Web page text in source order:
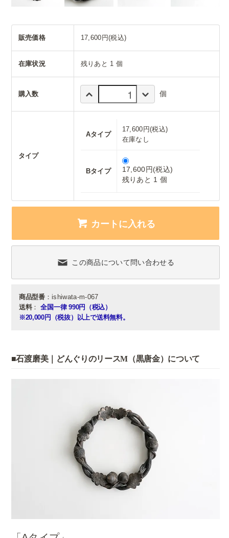
販売価格 17,600円(税込)
在庫状況 残りあと 1 個
購入数 個
タイプ
Aタイプ
17,600円(税込)
在庫なし
Bタイプ
17,600円(税込)
残りあと 1 個
カートに入れる
この商品について問い合わせる
商品型番：ishiwata-m-067
送料： 全国一律 990円（税込）
※20,000円（税抜）以上で送料無料。
■石渡磨美｜どんぐりのリースM（黒唐金）について